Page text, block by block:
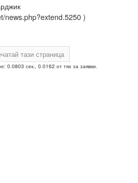
news.php?extend.5250 )
0.0803 сек., 0.0162 от тях за заявки.